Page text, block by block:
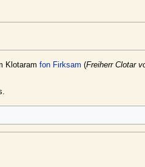
Klotaram fon Firksam (Freiherr Clotar